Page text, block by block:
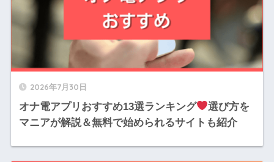
2026年7月30日
オナ電アプリおすすめ13選ランキング
選び方を
マニアが解説＆無料で始められるサイトも紹介